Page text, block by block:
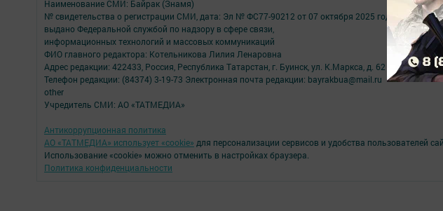
Наименование СМИ: Байрак (Знамя)
№ свидетельства о регистрации СМИ, дата: Эл № ФС77-90212 от 07 октября 2025 года
выдано Федеральной службой по надзору в сфере связи,
информационных технологий и массовых коммуникаций
ФИО главного редактора: Котельникова Лилия Ленаровна
Адрес редакции: 422433, Россия, Республика Татарстан, г. Буинск, ул. К.Маркса, д. 62
Телефон редакции: (84374) 3-19-73 Электронная почта редакции: bayrakbua@mail.ru
other
Учредитель СМИ: АО «ТАТМЕДИА»
Антикоррупционная политика
АО «ТАТМЕДИА» использует «cookie» для персонализации сервисов и удобства пользователей
Использование «cookie» можно отменить в настройках браузера.
Политика конфиденциальности